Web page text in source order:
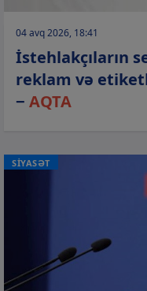
04 avq 2026, 18:41
İstehlakçıların
reklam və
− AQTA
SİYASƏT